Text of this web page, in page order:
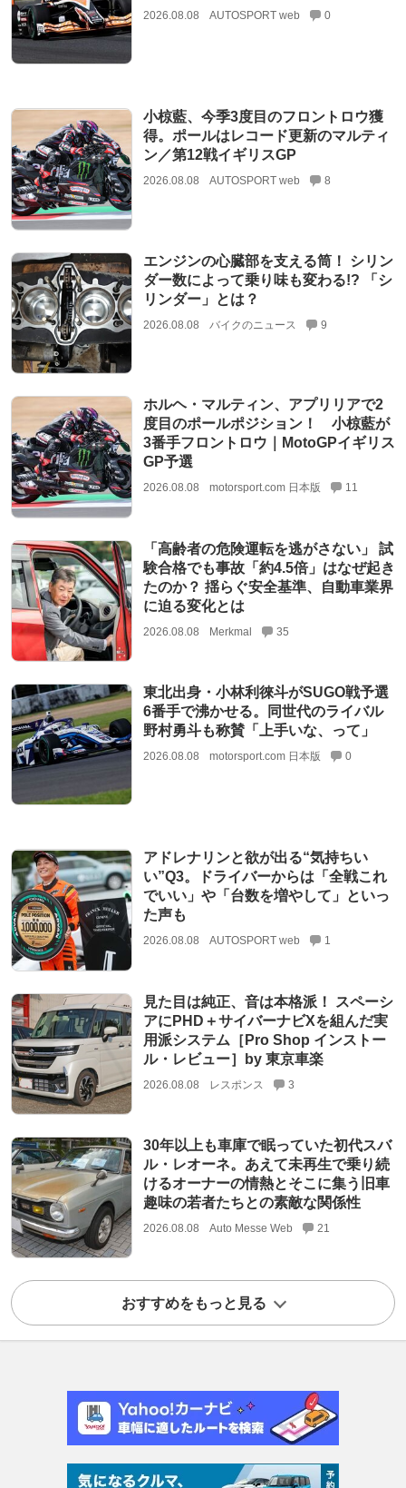
2026.08.08 AUTOSPORT web 0
小椋藍、今季3度目のフロントロウ獲
得。ポールはレコード更新のマルティ
ン／第12戦イギリスGP
2026.08.08 AUTOSPORT web 8
エンジンの心臓部を支える筒！ シリン
ダー数によって乗り味も変わる!? 「シ
リンダー」とは？
2026.08.08 バイクのニュース 9
ホルヘ・マルティン、アプリリアで2
度目のポールポジション！ 小椋藍が
3番手フロントロウ｜MotoGPイギリス
GP予選
2026.08.08 motorsport.com 日本版 11
「高齢者の危険運転を逃がさない」 試
験合格でも事故「約4.5倍」はなぜ起き
たのか？ 揺らぐ安全基準、自動車業界
に迫る変化とは
2026.08.08 Merkmal 35
東北出身・小林利徠斗がSUGO戦予選
6番手で沸かせる。同世代のライバル
野村勇斗も称賛「上手いな、って」
2026.08.08 motorsport.com 日本版 0
アドレナリンと欲が出る“気持ちい
い”Q3。ドライバーからは「全戦これ
でいい」や「台数を増やして」といっ
た声も
2026.08.08 AUTOSPORT web 1
見た目は純正、音は本格派！ スペーシ
アにPHD＋サイバーナビXを組んだ実
用派システム［Pro Shop インストー
ル・レビュー］by 東京車楽
2026.08.08 レスポンス 3
30年以上も車庫で眠っていた初代スバ
ル・レオーネ。あえて未再生で乗り続
けるオーナーの情熱とそこに集う旧車
趣味の若者たちとの素敵な関係性
2026.08.08 Auto Messe Web 21
おすすめをもっと見る